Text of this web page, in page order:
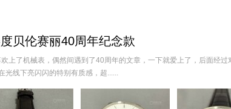
贝伦赛丽40周年纪念款
上了机械表，偶然间遇到了40周年的文章，一下就爱上了，后面经
光线下亮闪闪的特别有质感，超......